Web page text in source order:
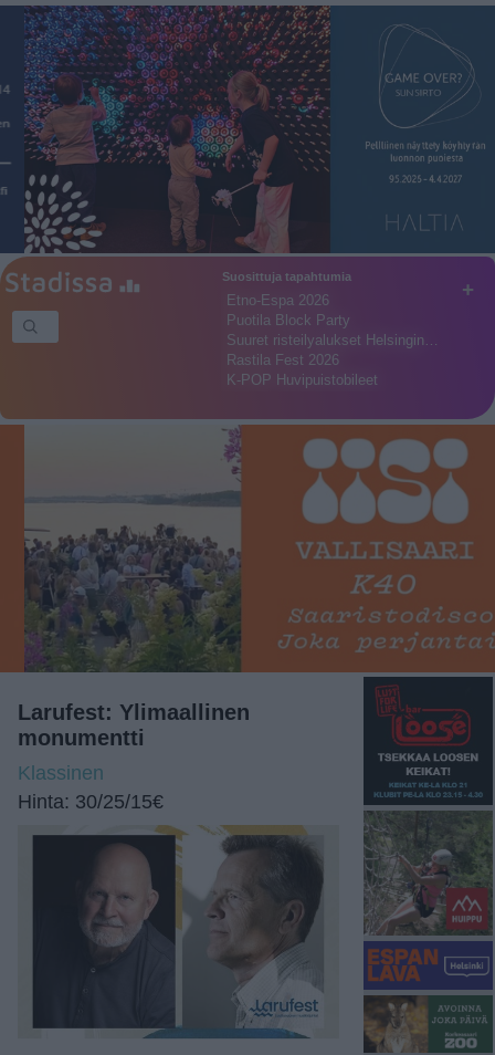
+
Suosittuja tapahtumia
Etno-Espa 2026
Puotila Block Party
Suuret risteilyalukset Helsingin…
Rastila Fest 2026
K-POP Huvipuistobileet
Larufest: Ylimaallinen
monumentti
Klassinen
Hinta: 30/25/15€